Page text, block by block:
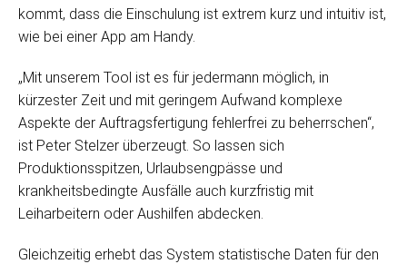
kommt, dass die Einschulung ist extrem kurz und intuitiv ist,
wie bei einer App am Handy.
„Mit unserem Tool ist es für jedermann möglich, in
kürzester Zeit und mit geringem Aufwand komplexe
Aspekte der Auftragsfertigung fehlerfrei zu beherrschen“,
ist Peter Stelzer überzeugt. So lassen sich
Produktionsspitzen, Urlaubsengpässe und
krankheitsbedingte Ausfälle auch kurzfristig mit
Leiharbeitern oder Aushilfen abdecken.
Gleichzeitig erhebt das System statistische Daten für den